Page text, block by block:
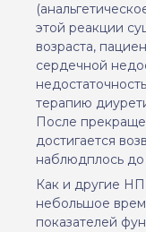
этой реакции
возраста,
сердечной
терапию
После
достигается
наблюдплось до
Как и другие
небольшое
показателей